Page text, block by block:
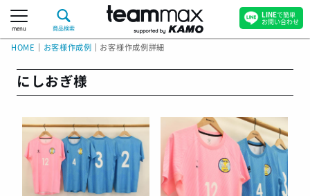
menu 商品検索
HOME お客様作成例 お客様作成例詳細
にしおぎ様
LINEで簡単
お問い合わせ